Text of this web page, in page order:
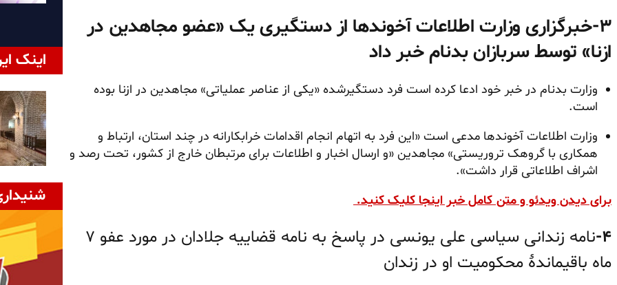
۳- خبرگزاری وزارت اطلاعات آخوندها از دستگیری یک «عضو مجاهدین در
ازنا» توسط سربازان بدنام خبر داد
وزارت بدنام در خبر خود ادعا کرده است فرد دستگیرشده «یکی از عناصر عملیاتی» مجاهدین در ازنا بوده
است.
وزارت اطلاعات آخوندها مدعی است «این فرد به اتهام انجام اقدامات خرابکارانه در چند استان، ارتباط و
همکاری با گروهک تروریستی» مجاهدین «و ارسال اخبار و اطلاعات برای مرتبطان خارج از کشور، تحت رصد و
اشراف اطلاعاتی قرار داشت».
برای دیدن ویدئو و متن کامل خبر اینجا کلیک کنید.
۴-
نامه زندانی سیاسی علی یونسی ‏در پاسخ به نامه قضاییه جلادان در مورد عفو ۷
ماه باقیماندهٔ محکومیت او در زندان
اینک